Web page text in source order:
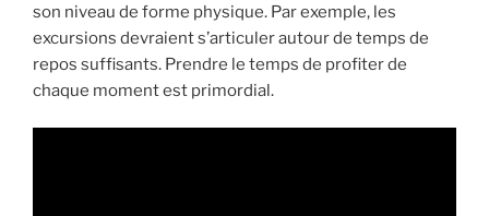
son niveau de forme physique. Par exemple, les
excursions devraient s’articuler autour de temps de
repos suffisants. Prendre le temps de profiter de
chaque moment est primordial.